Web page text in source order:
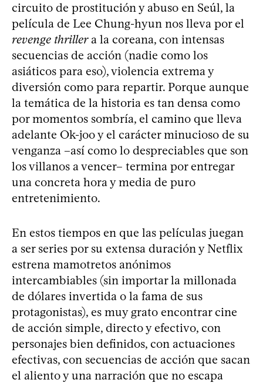
circuito de prostitución y abuso en Seúl, la
película de Lee Chung-hyun nos lleva por el
revenge thrillera la coreana, con intensas
secuencias de acción (nadie como los
asiáticos para eso), violencia extrema y
diversión como para repartir. Porque aunque
la temática de la historia es tan densa como
por momentos sombría, el camino que lleva
adelante Ok-joo y el carácter minucioso de su
venganza –así como lo despreciables que son
los villanos a vencer– termina por entregar
una concreta hora y media de puro
entretenimiento.
En estos tiempos en que las películas juegan
a ser series por su extensa duración y Netflix
estrena mamotretos anónimos
intercambiables (sin importar la millonada
de dólares invertida o la fama de sus
protagonistas), es muy grato encontrar cine
de acción simple, directo y efectivo, con
personajes bien definidos, con actuaciones
efectivas, con secuencias de acción que sacan
el aliento y una narración que no escapa